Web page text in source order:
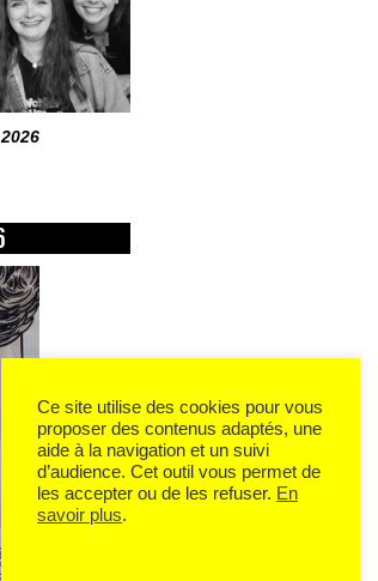
Ce site utilise des cookies pour vous
proposer des contenus adaptés, une
aide à la navigation et un suivi
d’audience. Cet outil vous permet de
les accepter ou de les refuser. En
savoir plus.